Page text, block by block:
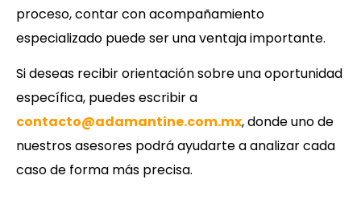
proceso, contar con acompañamiento
especializado puede ser una ventaja importante.
Si deseas recibir orientación sobre una oportunidad
específica, puedes escribir a
contacto@adamantine.com.mx, donde uno de
nuestros asesores podrá ayudarte a analizar cada
caso de forma más precisa.